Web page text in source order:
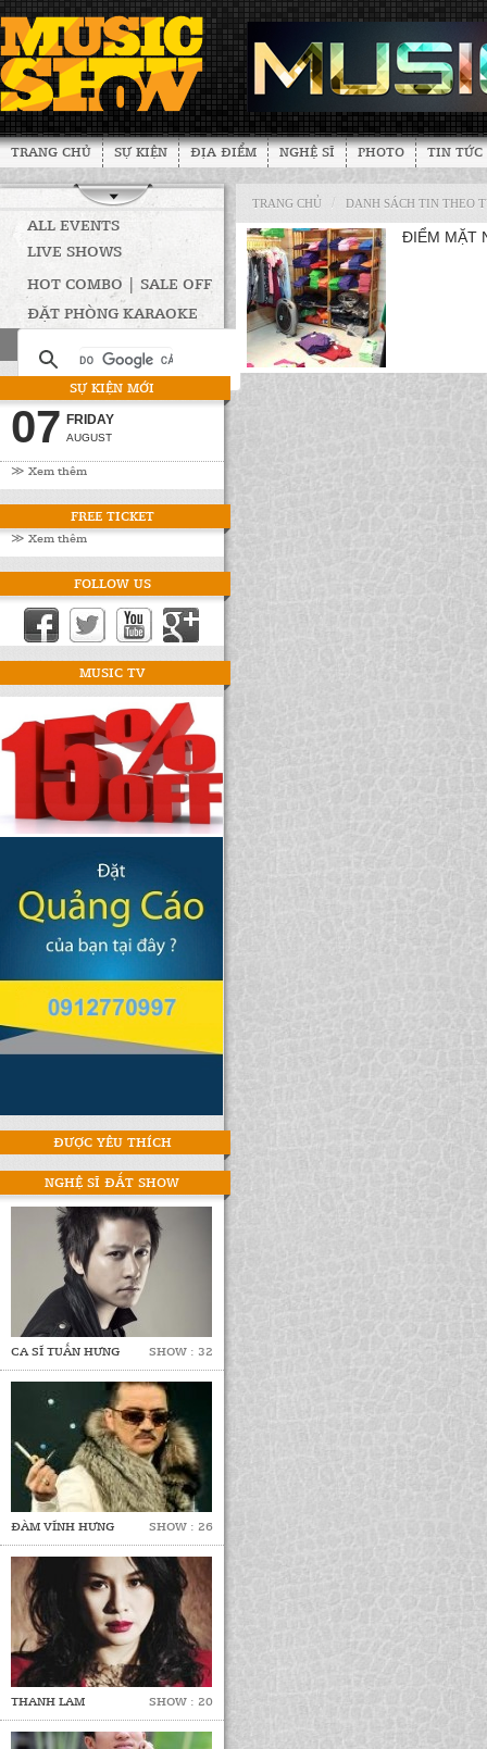
TRANG CHỦ SỰ KIỆN ĐỊA ĐIỂM NGHỆ SĨ PHOTO TIN TỨC
ALL EVENTS
LIVE SHOWS
HOT COMBO | SALE OFF
ĐẶT PHÒNG KARAOKE
SỰ KIỆN MỚI
07 FRIDAY
AUGUST
≫ Xem thêm
FREE TICKET
≫ Xem thêm
FOLLOW US
MUSIC TV
ĐƯỢC YÊU THÍCH
NGHỆ SĨ ĐẮT SHOW
CA SĨ TUẤN HƯNG SHOW : 32
ĐÀM VĨNH HƯNG SHOW : 26
THANH LAM SHOW : 20
TRANG CHỦ / DANH SÁCH TIN THEO
ĐIỂM MẶT